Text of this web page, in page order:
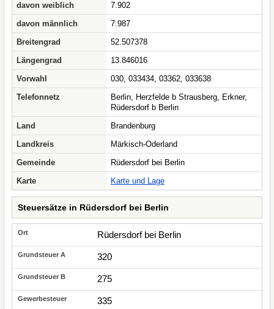
davon weiblich
7.902
davon männlich
7.987
Breitengrad
52.507378
Längengrad
13.846016
Vorwahl
030, 033434, 03362, 033638
Telefonnetz
Berlin, Herzfelde b Strausberg, Erkner,
Rüdersdorf b Berlin
Land
Brandenburg
Landkreis
Märkisch-Oderland
Gemeinde
Rüdersdorf bei Berlin
Karte
Karte und Lage
Steuersätze in Rüdersdorf bei Berlin
Rüdersdorf bei Berlin
320
275
335